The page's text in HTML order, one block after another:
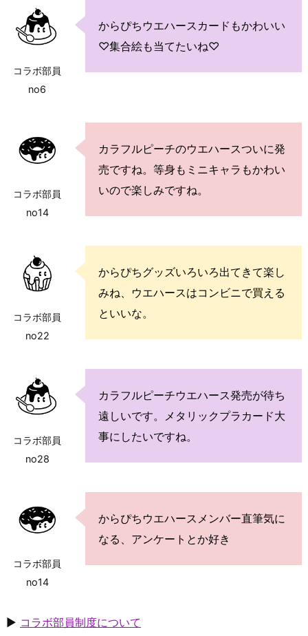
コラボ部員
no6
からぴちウエハースカードもかわいい
♡集合絵も当てたいね♡
コラボ部員
no14
カラフルピーチのウエハースついに発
売ですね。等身もミニキャラもかわい
いので楽しみですね。
コラボ部員
no22
からぴちグッズいろいろ出てきて楽し
みね、ウエハースはコンビニで買える
といいな。
コラボ部員
no28
カラフルピーチウエハース発売が待ち
遠しいです。メタリックプラカード大
事にしたいですね。
コラボ部員
no14
からぴちウエハースメンバー直筆気に
なる、アンケートとか好き
▶ コラボ部員制度について